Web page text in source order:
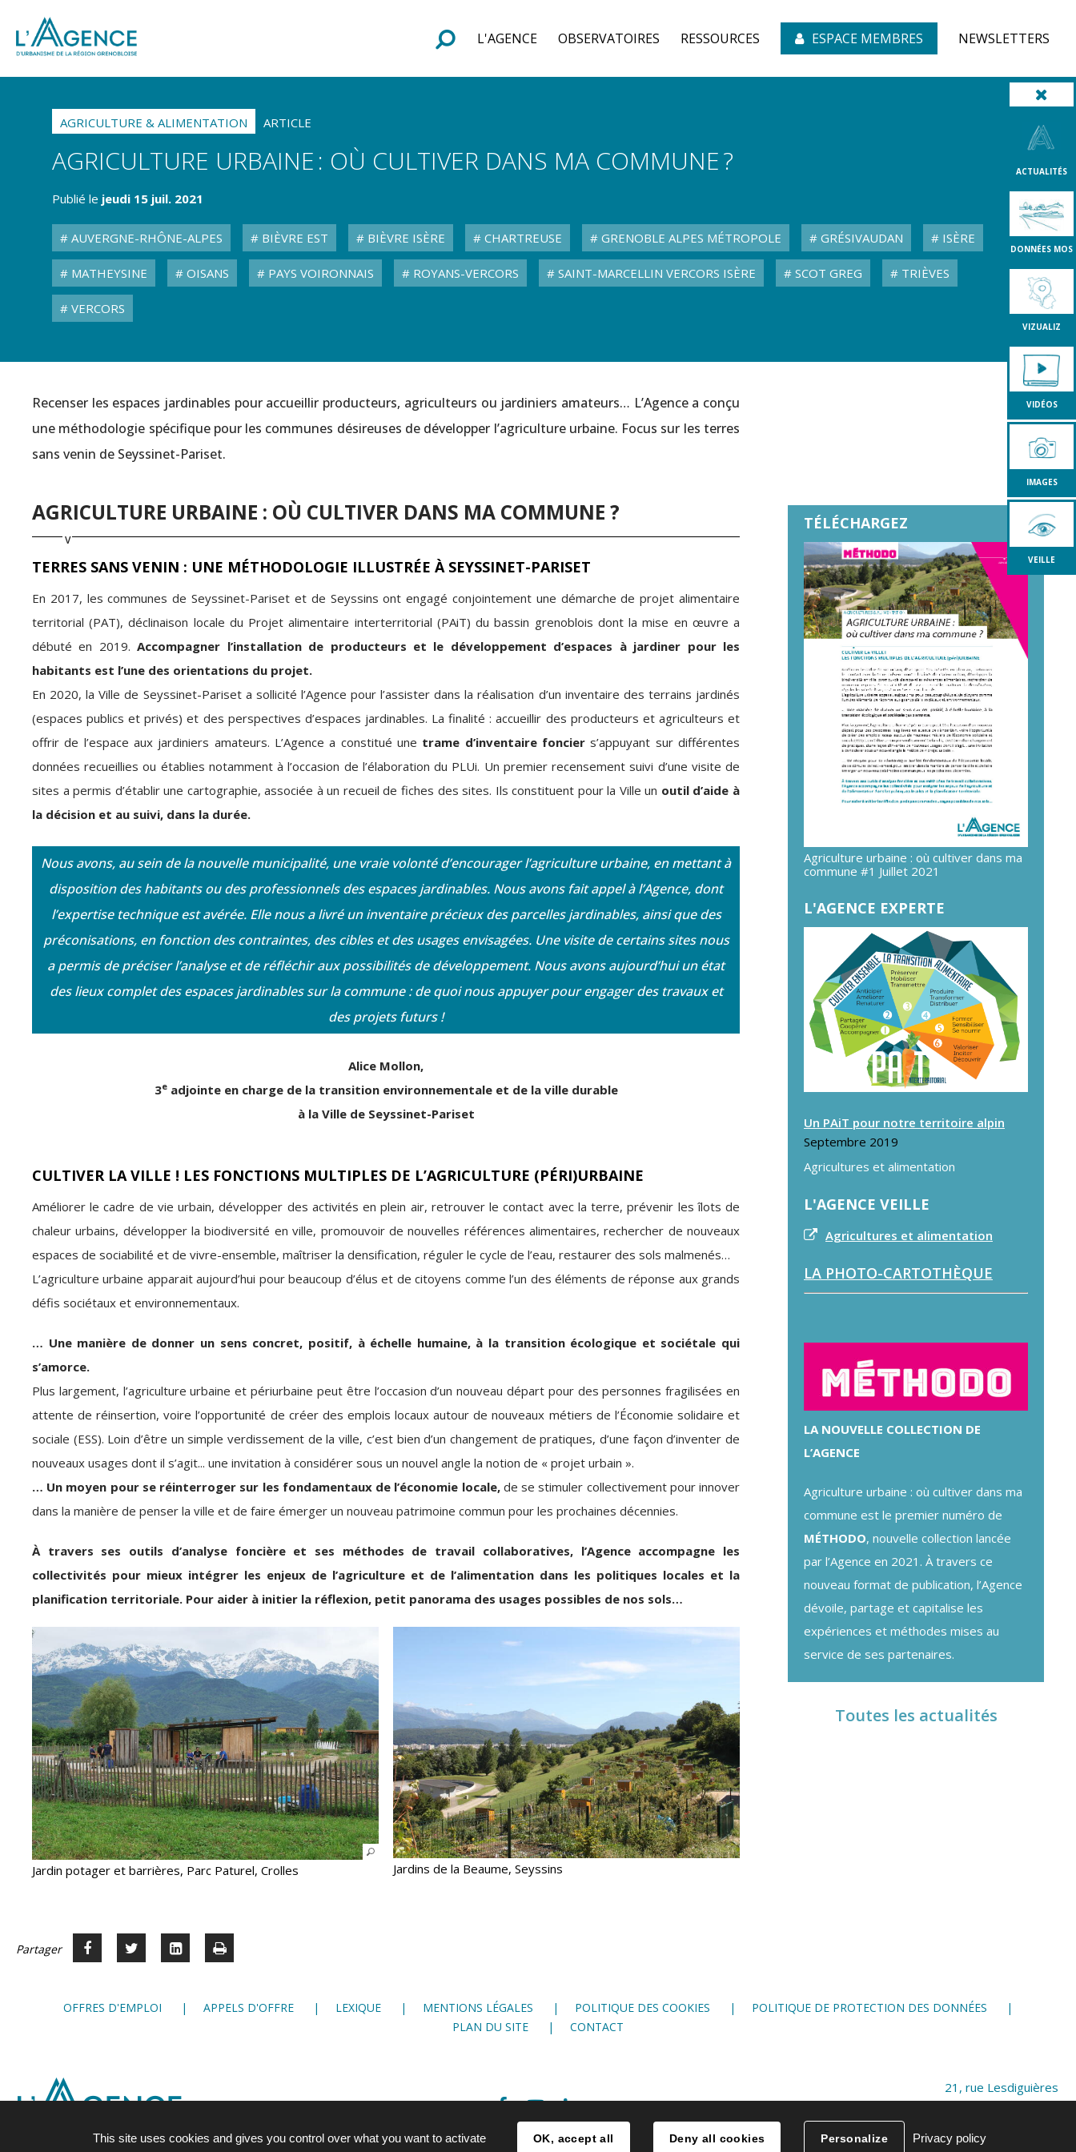
F
o
r
m
u
l
a
i
r
e
d
e
r
e
c
h
e
r
c
h
e L'AGENCE OBSERVATOIRES RESSOURCES ESPACE MEMBRES NEWSLETTERS
AGRICULTURE & ALIMENTATION ARTICLE
AGRICULTURE URBAINE : OÙ CULTIVER DANS MA COMMUNE ?
Publié le jeudi 15 juil. 2021
AUVERGNE-RHÔNE-ALPES BIÈVRE EST BIÈVRE ISÈRE CHARTREUSE GRENOBLE ALPES MÉTROPOLE GRÉSIVAUDAN ISÈRE
MATHEYSINE OISANS PAYS VOIRONNAIS ROYANS-VERCORS SAINT-MARCELLIN VERCORS ISÈRE SCOT GREG TRIÈVES
VERCORS
ACTUALITÉS
DONNÉES MOS
VIZUALIZ
VIDÉOS
IMAGES
VEILLE
Recenser les espaces jardinables pour accueillir producteurs, agriculteurs ou jardiniers amateurs… L’Agence a conçu
une méthodologie spécifique pour les communes désireuses de développer l’agriculture urbaine. Focus sur les terres
sans venin de Seyssinet-Pariset.
AGRICULTURE URBAINE : OÙ CULTIVER DANS MA COMMUNE ?
TERRES SANS VENIN : UNE MÉTHODOLOGIE ILLUSTRÉE À SEYSSINET-PARISET
En 2017, les communes de Seyssinet-Pariset et de Seyssins ont engagé conjointement une démarche de projet alimentaire
territorial (PAT), déclinaison locale du Projet alimentaire interterritorial (PAiT) du bassin grenoblois dont la mise en œuvre a
débuté en 2019.Accompagner l’installation de producteurs et le développement d’espaces à jardiner pour les
habitants est l’une des orientations du projet.
En 2020, la Ville de Seyssinet-Pariset a sollicité l’Agence pour l’assister dans la réalisation d’un inventaire des terrains jardinés
(espaces publics et privés) et des perspectives d’espaces jardinables. La finalité : accueillir des producteurs et agriculteurs et
offrir de l’espace aux jardiniers amateurs. L’Agence a constitué une trame d’inventaire foncier s’appuyant sur différentes
données recueillies ou établies notamment à l’occasion de l’élaboration du PLUi. Un premier recensement suivi d’une visite de
sites a permis d’établir une cartographie, associée à un recueil de fiches des sites. Ils constituent pour la Ville un outil d’aide à
la décision et au suivi, dans la durée.
Nous avons, au sein de la nouvelle municipalité, une vraie volonté d’encourager l’agriculture urbaine, en mettant à
disposition des habitants ou des professionnels des espaces jardinables. Nous avons fait appel à l’Agence, dont
l’expertise technique est avérée. Elle nous a livré un inventaire précieux des parcelles jardinables, ainsi que des
préconisations, en fonction des contraintes, des cibles et des usages envisagées. Une visite de certains sites nous
a permis de préciser l’analyse et de réfléchir aux possibilités de développement. Nous avons aujourd’hui un état
des lieux complet des espaces jardinables sur la commune : de quoi nous appuyer pour engager des travaux et
des projets futurs !
Alice Mollon,
3eadjointe en charge de la transition environnementale et de la ville durable
à la Ville de Seyssinet-Pariset
CULTIVER LA VILLE ! LES FONCTIONS MULTIPLES DE L’AGRICULTURE (PÉRI)URBAINE
Améliorer le cadre de vie urbain, développer des activités en plein air, retrouver le contact avec la terre, prévenir les îlots de
chaleur urbains, développer la biodiversité en ville, promouvoir de nouvelles références alimentaires, rechercher de nouveaux
espaces de sociabilité et de vivre-ensemble, maîtriser la densification, réguler le cycle de l’eau, restaurer des sols malmenés…
L’agriculture urbaine apparait aujourd’hui pour beaucoup d’élus et de citoyens comme l’un des éléments de réponse aux grands
défis sociétaux et environnementaux.
… Une manière de donner un sens concret, positif, à échelle humaine, à la transition écologique et sociétale qui
s’amorce.
Plus largement, l’agriculture urbaine et périurbaine peut être l’occasion d’un nouveau départ pour des personnes fragilisées en
attente de réinsertion, voire l’opportunité de créer des emplois locaux autour de nouveaux métiers de l’Économie solidaire et
sociale (ESS). Loin d’être un simple verdissement de la ville, c’est bien d’un changement de pratiques, d’une façon d’inventer de
nouveaux usages dont il s’agit... une invitation à considérer sous un nouvel angle la notion de « projet urbain ».
… Un moyen pour se réinterroger sur les fondamentaux de l’économie locale, de se stimuler collectivement pour innover
dans la manière de penser la ville et de faire émerger un nouveau patrimoine commun pour les prochaines décennies.
À travers ses outils d’analyse foncière et ses méthodes de travail collaboratives, l’Agence accompagne les
collectivités pour mieux intégrer les enjeux de l’agriculture et de l’alimentation dans les politiques locales et la
planification territoriale. Pour aider à initier la réflexion, petit panorama des usages possibles de nos sols…
Jardin potager et barrières, Parc Paturel, Crolles Jardins de la Beaume, Seyssins
TÉLÉCHARGEZ
Agriculture urbaine : où cultiver dans ma
commune #1 Juillet 2021
L'AGENCE EXPERTE
Un PAiT pour notre territoire alpin
Septembre 2019
Agricultures et alimentation
L'AGENCE VEILLE
Agricultures et alimentation
LA PHOTO-CARTOTHÈQUE
LA NOUVELLE COLLECTION DE
L’AGENCE
Agriculture urbaine : où cultiver dans ma
commune est le premier numéro de
MÉTHODO, nouvelle collection lancée
par l’Agence en 2021. À travers ce
nouveau format de publication, l’Agence
dévoile, partage et capitalise les
expériences et méthodes mises au
service de ses partenaires.
Toutes les actualités
Partager Partager
Facebook
Partager
Twitter
Voir
LinkedIn
Imprimer
OFFRES D'EMPLOI APPELS D'OFFRE LEXIQUE MENTIONS LÉGALES POLITIQUE DES COOKIES
POLITIQUE DE PROTECTION DES DONNÉES
PLAN DU SITE
CONTACT
FacebookYoutubeLinkedIn
21, rue Lesdiguières
38 000 Grenoble
This site uses cookies and gives you control over what you want to activate OK, accept all Deny all cookies Personalize Privacy policy